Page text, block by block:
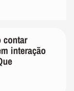
contar
interação